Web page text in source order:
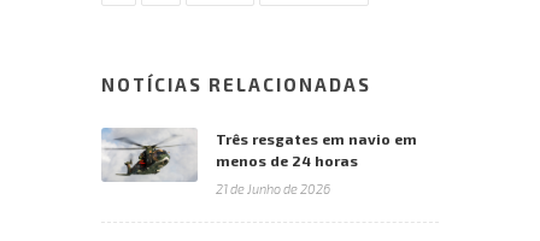
NOTÍCIAS RELACIONADAS
Três resgates em navio em
menos de 24 horas
21 de Junho de 2026